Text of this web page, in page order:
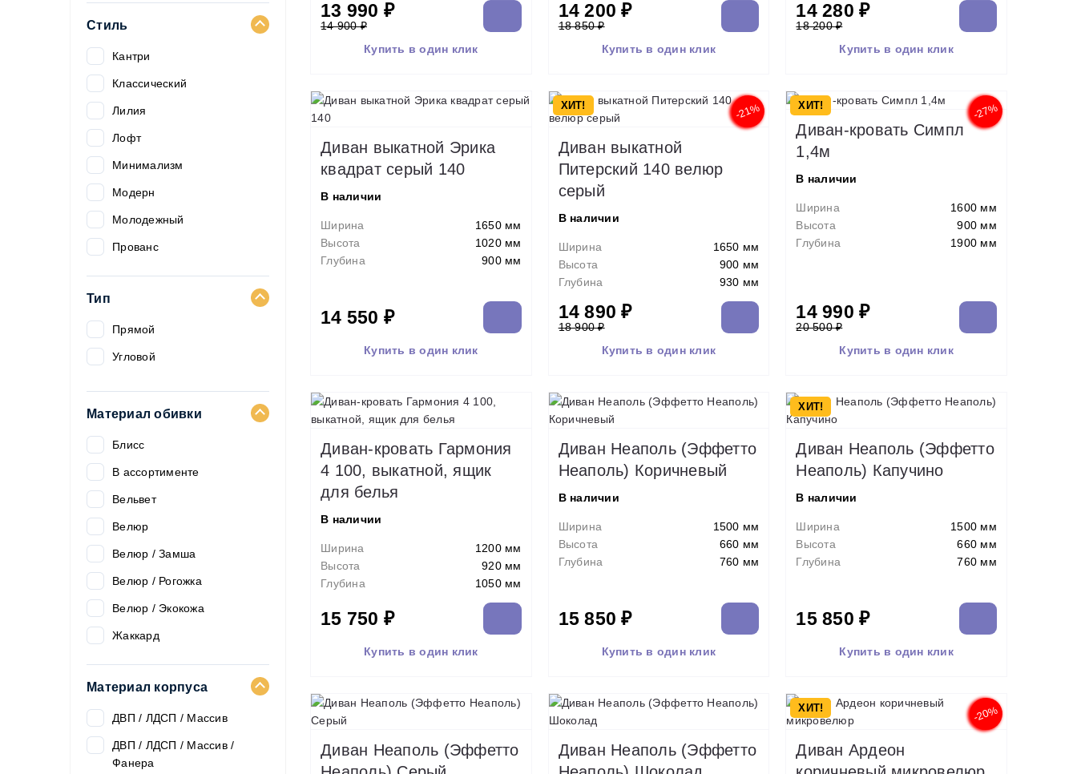
1250х1900 мм
1300х1850 мм
1300х1870 мм
1300х1900 мм
1320х2020 мм
1340х1840 мм
1360х1980 мм
1390х1860 мм
1400х1850 мм
1400х1920 мм
1400х1940 мм
1400х1980 мм
1600х1800 мм
Тик-Так
Трансформер
Стиль
Кантри
Классический
Лилия
Лофт
Минимализм
Модерн
Молодежный
Прованс
Современный
Тип
Прямой
Угловой
Материал обивки
Блисс
В ассортименте
Вельвет
Велюр
Велюр / Замша
Велюр / Рогожка
Велюр / Экокожа
Жаккард
Замша
Замша / Экокожа
Искусственная Кожа
Искусственная замша
Материал корпуса
ДВП / ЛДСП / Массив
ДВП / ЛДСП / Массив /
Фанера
13 990 ₽
14 900 ₽
Купить в один клик
14 200 ₽
18 850 ₽
Купить в один клик
14 280 ₽
18 200 ₽
Купить в один клик
Диван выкатной Эрика
квадрат серый 140
В наличии
Ширина
1650 мм
Высота
1020 мм
Глубина
900 мм
14 550 ₽
Купить в один клик
ХИТ! -21%
Диван выкатной
Питерский 140 велюр
серый
В наличии
Ширина
1650 мм
Высота
900 мм
Глубина
930 мм
14 890 ₽
18 900 ₽
Купить в один клик
ХИТ! -27%
Диван-кровать Симпл
1,4м
В наличии
Ширина
1600 мм
Высота
900 мм
Глубина
1900 мм
14 990 ₽
20 500 ₽
Купить в один клик
Диван-кровать Гармония
4 100, выкатной, ящик
для белья
В наличии
Ширина
1200 мм
Высота
920 мм
Глубина
1050 мм
15 750 ₽
Купить в один клик
Диван Неаполь (Эффетто
Неаполь) Коричневый
В наличии
Ширина
1500 мм
Высота
660 мм
Глубина
760 мм
15 850 ₽
Купить в один клик
ХИТ!
Диван Неаполь (Эффетто
Неаполь) Капучино
В наличии
Ширина
1500 мм
Высота
660 мм
Глубина
760 мм
15 850 ₽
Купить в один клик
Диван Неаполь (Эффетто
Диван Неаполь (Эффетто
ХИТ! -20%
Диван Ардеон